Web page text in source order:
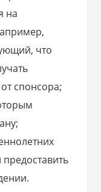
на
что
спонсора;